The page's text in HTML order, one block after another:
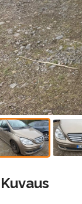
Kuvaus